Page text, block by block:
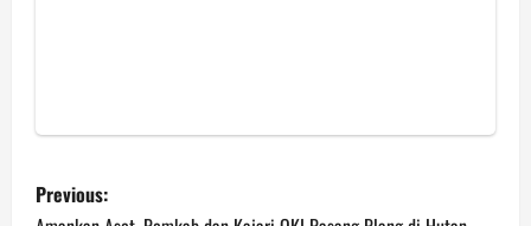
P
Previous: